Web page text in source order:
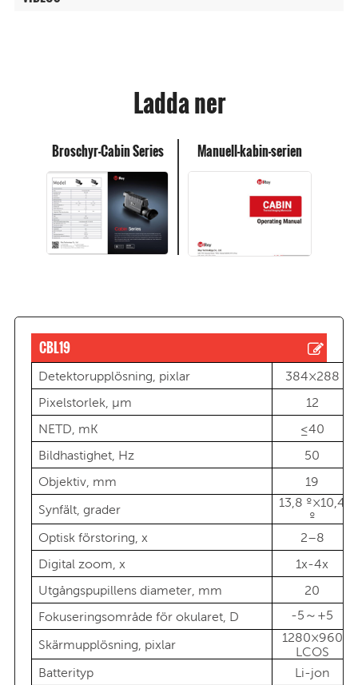
Ladda ner
Broschyr-Cabin Series Manuell-kabin-serien
CBL19
Detektorupplösning, pixlar
384×288
Pixelstorlek, μm
12
NETD, mK
≤40
Bildhastighet, Hz
50
Objektiv, mm
19
Synfält, grader
13,8 º×10,4
º
Optisk förstoring, x
2–8
Digital zoom, x
1x-4x
Utgångspupillens diameter, mm
20
Fokuseringsområde för okularet, D
-5～+5
Skärmupplösning, pixlar
1280×960
LCOS
Batterityp
Li-jon